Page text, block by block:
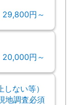
29,800円～
20,000円～
ない等）
地調査必須